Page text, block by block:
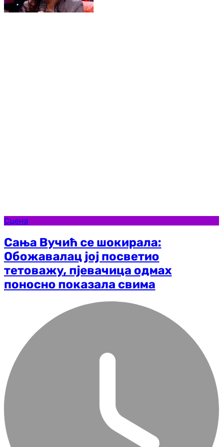
Сцена
Сања Вучић се шокирала:
Обожавалац јој посветио
тетоважу, пјевачица одмах
поносно показала свима